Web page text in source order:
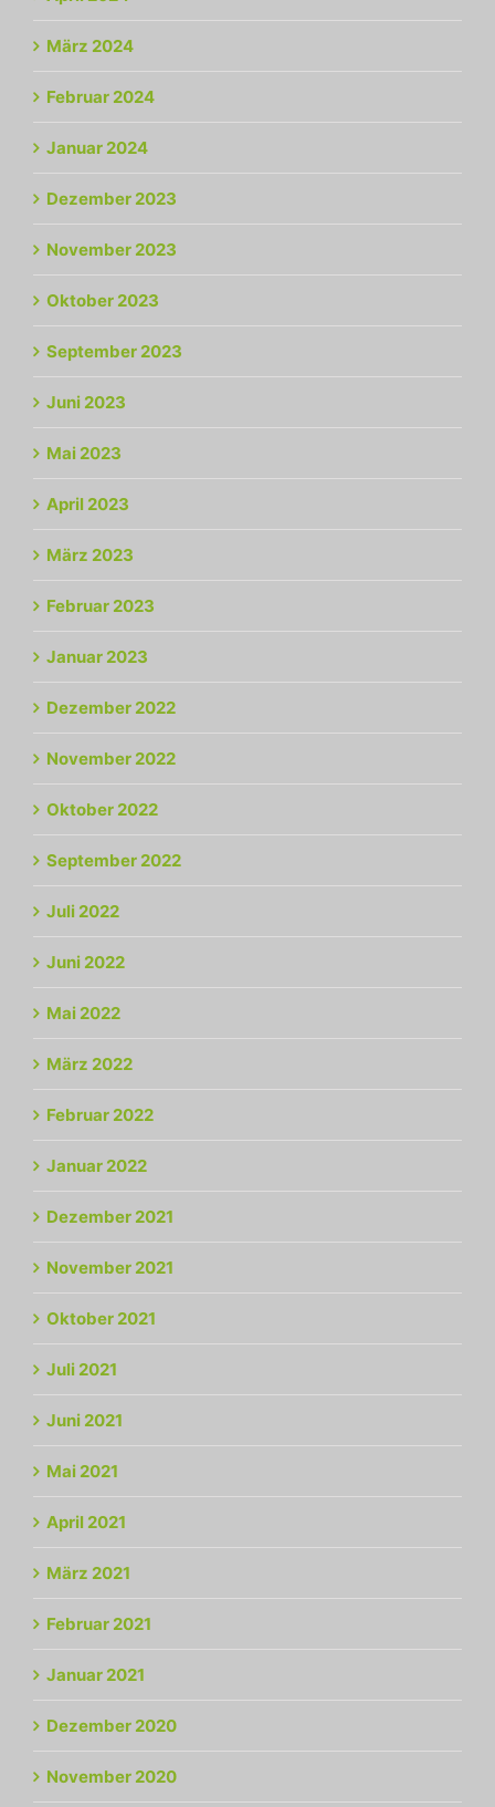
März 2024
Februar 2024
Januar 2024
Dezember 2023
November 2023
Oktober 2023
September 2023
Juni 2023
Mai 2023
April 2023
März 2023
Februar 2023
Januar 2023
Dezember 2022
November 2022
Oktober 2022
September 2022
Juli 2022
Juni 2022
Mai 2022
März 2022
Februar 2022
Januar 2022
Dezember 2021
November 2021
Oktober 2021
Juli 2021
Juni 2021
Mai 2021
April 2021
März 2021
Februar 2021
Januar 2021
Dezember 2020
November 2020